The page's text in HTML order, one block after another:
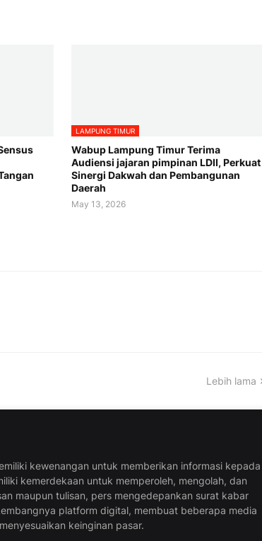
LAMPUNG TIMUR
Wabup Lampung Timur Terima
Audiensi jajaran pimpinan LDII, Perkuat
Sinergi Dakwah dan Pembangunan
Daerah
May 13, 2026
Lebih lama
kewenangan untuk memberikan informasi kepada
kemerdekaan untuk memperoleh, mengolah, dan
maupun tulisan, pers mengedepankan surat kabar
platform digital, membuat beberapa media
keinginan pasar.